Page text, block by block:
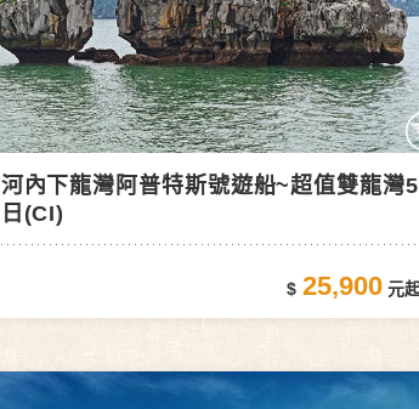
河內下龍灣阿普特斯號遊船~超值雙龍灣5
日(CI)
25,900